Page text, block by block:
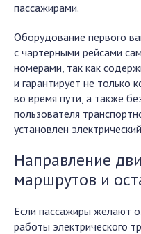
пассажирами.
Оборудование первого
с чартерными рейсами
номерами, так как
и гарантирует не только
во время пути, а также
пользователя
установлен
Направление
маршрутов и
Если пассажиры желают
работы электрического